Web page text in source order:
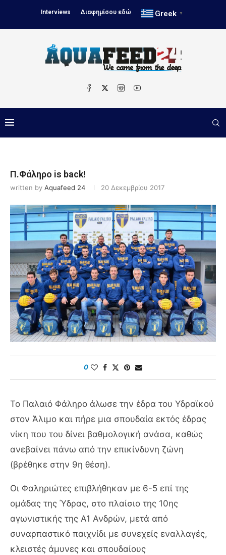
Interviews Διαφημίσου εδώ Greek ▼
Π.Φάληρο is back!
written by Aquafeed 24 20 Δεκεμβρίου 2017
0
Το Παλαιό Φάληρο άλωσε την έδρα του Υδραϊκού
στον Άλιμο και πήρε μια σπουδαία εκτός έδρας
νίκη που του δίνει βαθμολογική ανάσα, καθώς
ανεβαίνει πάνω από την επικίνδυνη ζώνη
(βρέθηκε στην 9η θέση).
Οι Φαληριώτες επιβλήθηκαν με 6-5 επί της
ομάδας της Ύδρας, στο πλαίσιο της 10ης
αγωνιστικής της Α1 Ανδρών, μετά από
συναρπαστικό παιχνίδι με συνεχείς εναλλαγές,
κλειστές άμυνες και σπουδαίους